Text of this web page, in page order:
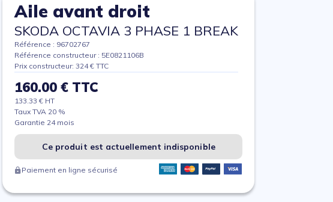
Aile avant droit
SKODA OCTAVIA 3 PHASE 1 BREAK
Référence : 96702767
Référence constructeur : 5E0821106B
Prix constructeur: 324 € TTC
160.00 € TTC
133.33 € HT
Taux TVA 20 %
Garantie 24 mois
Ce produit est actuellement indisponible
Paiement en ligne sécurisé